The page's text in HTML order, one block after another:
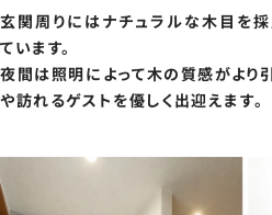
玄関周りにはナチュラルな木目を採
ています。
夜間は照明によって木の質感がより
や訪れるゲストを優しく出迎えます。